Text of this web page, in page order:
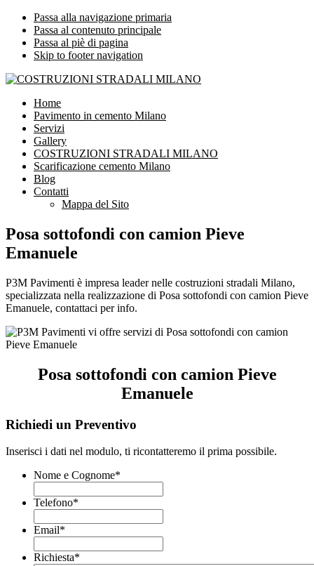
Passa alla navigazione primaria
Passa al contenuto principale
Passa al piè di pagina
Skip to footer navigation
COSTRUZIONI STRADALI MILANO
Impresa leader nelle costruzioni stradali Milano
Home
Pavimento in cemento Milano
Servizi
Gallery
COSTRUZIONI STRADALI MILANO
Scarificazione cemento Milano
Blog
Contatti
Mappa del Sito
Posa sottofondi con camion Pieve
Emanuele
P3M Pavimenti è impresa leader nelle costruzioni stradali Milano,
specializzata nella realizzazione di Posa sottofondi con camion Pieve
Emanuele, contattaci per info.
Posa sottofondi con camion Pieve
Emanuele
Richiedi un Preventivo
Inserisci i dati nel modulo, ti ricontatteremo il prima possibile.
Nome e Cognome*
Telefono*
Email*
Richiesta*